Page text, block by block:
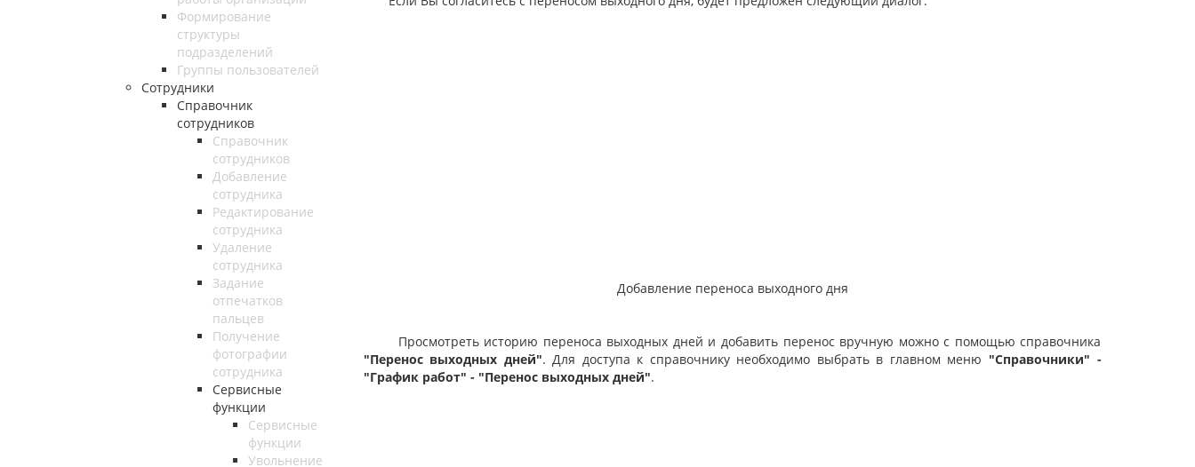
Формирование
структуры
подразделений
Группы пользователей
Сотрудники
Справочник
сотрудников
Справочник
сотрудников
Добавление
сотрудника
Редактирование
сотрудника
Удаление
сотрудника
Задание
отпечатков
пальцев
Получение
фотографии
сотрудника
Сервисные
функции
Сервисные
функции
Увольнение
Добавление переноса выходного дня
Просмотреть историю переноса выходных дней и добавить перенос вручную можно с помощью справочника
"Перенос выходных дней". Для доступа к справочнику необходимо выбрать в главном меню "Справочники" -
"График работ" - "Перенос выходных дней".